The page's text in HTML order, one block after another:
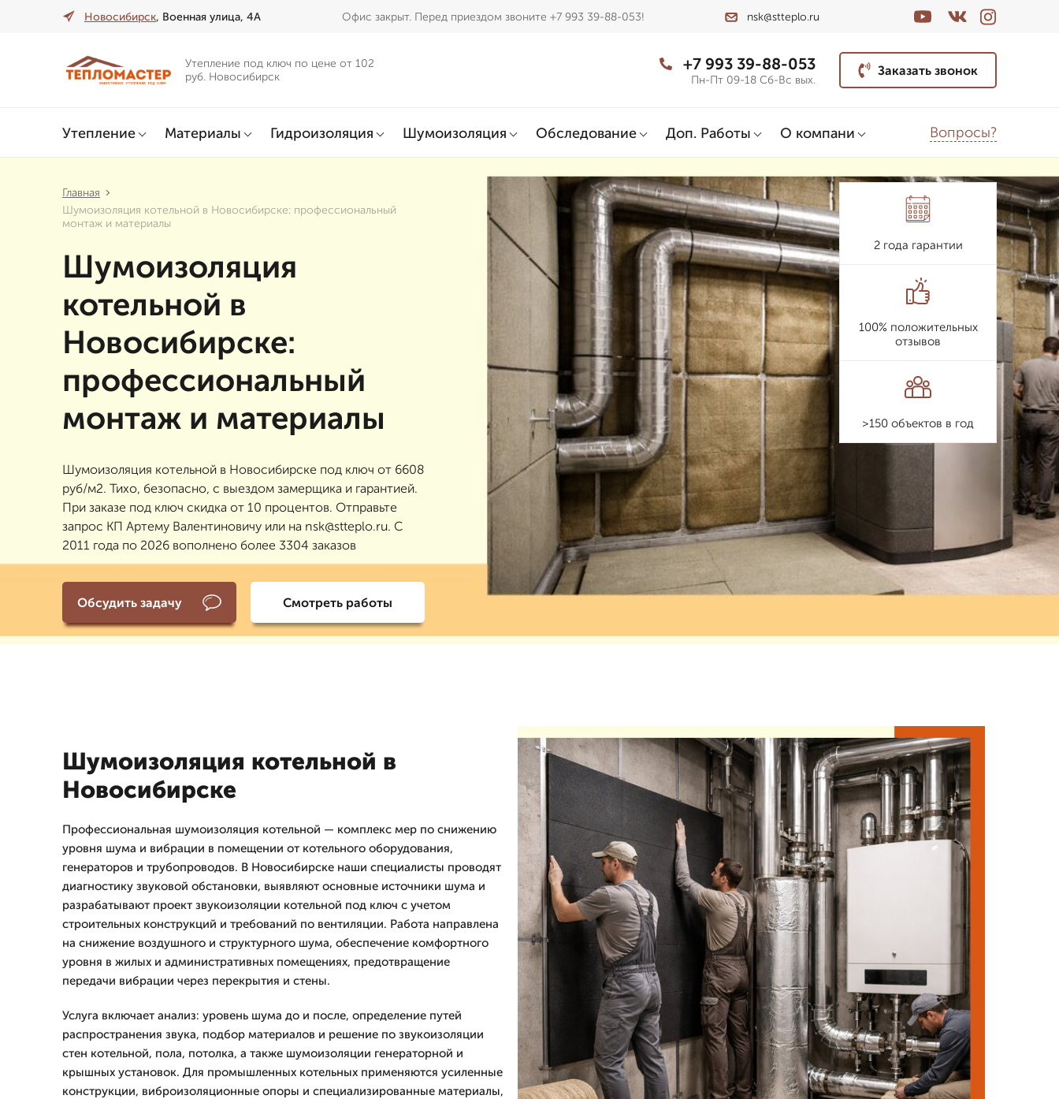
Новосибирск, Военная улица, 4А Офис закрыт. Перед приездом звоните +7 993 39-88-053! nsk@stteplo.ru
Утепление под ключ по цене от 102
руб. Новосибирск
+7 993 39-88-053
Пн-Пт 09-18 Сб-Вс вых.
Заказать звонок
Утепление Материалы Гидроизоляция Шумоизоляция Обследование Доп. Работы О компани Вопросы?
Главная
Шумоизоляция котельной в Новосибирске: профессиональный
монтаж и материалы
Шумоизоляция
котельной в
Новосибирске:
профессиональный
монтаж и материалы
Шумоизоляция котельной в Новосибирске под ключ от 6608
руб/м2. Тихо, безопасно, с выездом замерщика и гарантией.
При заказе под ключ скидка от 10 процентов. Отправьте
запрос КП Артему Валентиновичу или на nsk@stteplo.ru. С
2011 года по 2026 вополнено более 3304 заказов
Обсудить задачу Смотреть работы
2 года гарантии
100% положительных
отзывов
>150 объектов в год
Шумоизоляция котельной в
Новосибирске
Профессиональная шумоизоляция котельной — комплекс мер по снижению
уровня шума и вибрации в помещении от котельного оборудования,
генераторов и трубопроводов. В Новосибирске наши специалисты проводят
диагностику звуковой обстановки, выявляют основные источники шума и
разрабатывают проект звукоизоляции котельной под ключ с учетом
строительных конструкций и требований по вентиляции. Работа направлена
на снижение воздушного и структурного шума, обеспечение комфортного
уровня в жилых и административных помещениях, предотвращение
передачи вибрации через перекрытия и стены.
Услуга включает анализ: уровень шума до и после, определение путей
распространения звука, подбор материалов и решение по звукоизоляции
стен котельной, пола, потолка, а также шумоизоляции генераторной и
крышных установок. Для промышленных котельных применяются усиленные
конструкции, виброизоляционные опоры и специализированные материалы,